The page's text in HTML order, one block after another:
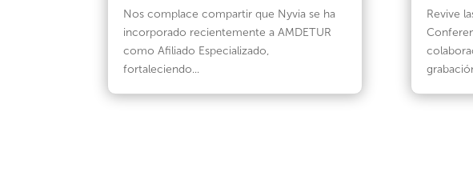
Nos complace compartir que Nyvia se ha
incorporado recientemente a AMDETUR
como Afiliado Especializado,
fortaleciendo...
Revive